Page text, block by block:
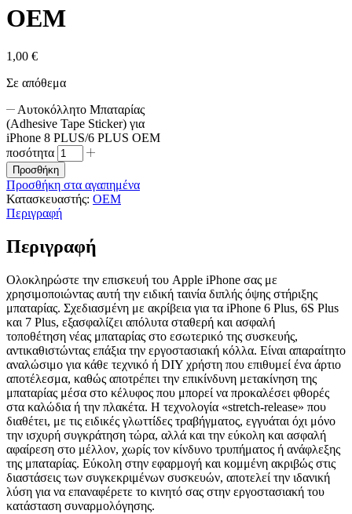
ΟΕΜ
1,00 €
Σε απόθεμα
Αυτοκόλλητο Μπαταρίας
(Adhesive Tape Sticker) για
iPhone 8 PLUS/6 PLUS ΟΕΜ
ποσότητα
Προσθήκη
Προσθήκη στα αγαπημένα
Κατασκευαστής: OEM
Περιγραφή
Περιγραφή
Ολοκληρώστε την επισκευή του Apple iPhone σας με
χρησιμοποιώντας αυτή την ειδική ταινία διπλής όψης στήριξης
μπαταρίας. Σχεδιασμένη με ακρίβεια για τα iPhone 6 Plus, 6S Plus
και 7 Plus, εξασφαλίζει απόλυτα σταθερή και ασφαλή
τοποθέτηση νέας μπαταρίας στο εσωτερικό της συσκευής,
αντικαθιστώντας επάξια την εργοστασιακή κόλλα. Είναι απαραίτητο
αναλώσιμο για κάθε τεχνικό ή DIY χρήστη που επιθυμεί ένα άρτιο
αποτέλεσμα, καθώς αποτρέπει την επικίνδυνη μετακίνηση της
μπαταρίας μέσα στο κέλυφος που μπορεί να προκαλέσει φθορές
στα καλώδια ή την πλακέτα. Η τεχνολογία «stretch-release» που
διαθέτει, με τις ειδικές γλωττίδες τραβήγματος, εγγυάται όχι μόνο
την ισχυρή συγκράτηση τώρα, αλλά και την εύκολη και ασφαλή
αφαίρεση στο μέλλον, χωρίς τον κίνδυνο τρυπήματος ή ανάφλεξης
της μπαταρίας. Εύκολη στην εφαρμογή και κομμένη ακριβώς στις
διαστάσεις των συγκεκριμένων συσκευών, αποτελεί την ιδανική
λύση για να επαναφέρετε το κινητό σας στην εργοστασιακή του
κατάσταση συναρμολόγησης.